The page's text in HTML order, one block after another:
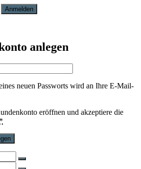
Anmelden
anlegen
neuen Passworts wird an Ihre E-Mail-
eröffnen und akzeptiere die
*